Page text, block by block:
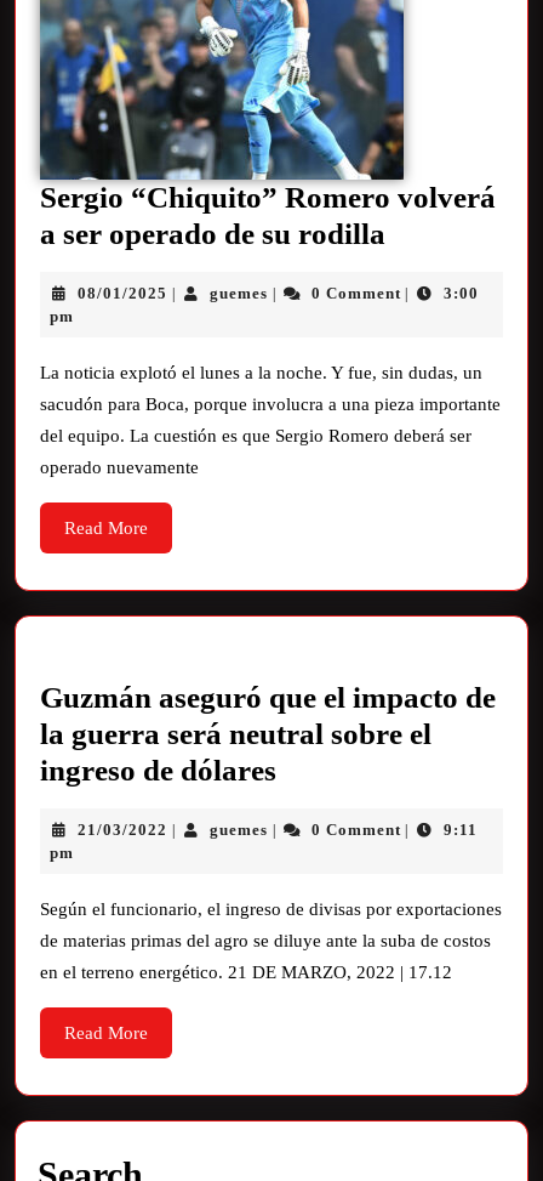
Sergio “Chiquito” Romero volverá
a ser operado de su rodilla
08/01/2025 guemes 0 Comment
3:00
pm
La noticia explotó el lunes a la noche. Y fue, sin dudas, un
sacudón para Boca, porque involucra a una pieza importante
del equipo. La cuestión es que Sergio Romero deberá ser
operado nuevamente
Read More
Guzmán aseguró que el impacto de
la guerra será neutral sobre el
ingreso de dólares
21/03/2022 guemes 0 Comment
9:11
pm
Según el funcionario, el ingreso de divisas por exportaciones
de materias primas del agro se diluye ante la suba de costos
en el terreno energético. 21 DE MARZO, 2022 | 17.12
Read More